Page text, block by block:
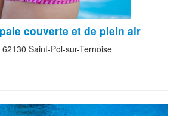
couverte et de plein air
Saint-Pol-sur-Ternoise